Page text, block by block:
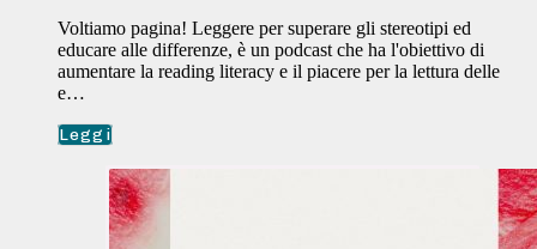
Voltiamo pagina! Leggere per superare gli stereotipi ed
educare alle differenze, è un podcast che ha l'obiettivo di
aumentare la reading literacy e il piacere per la lettura delle
e…
Leggi